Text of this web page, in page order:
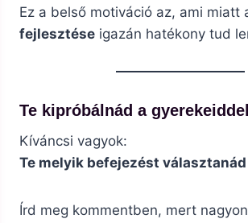
Ez a belső motiváció az, ami miatt
fejlesztése igazán hatékony tud
Te kipróbálnád a
Kíváncsi vagyok:
Te melyik befejezést
Írd meg kommentben, mert